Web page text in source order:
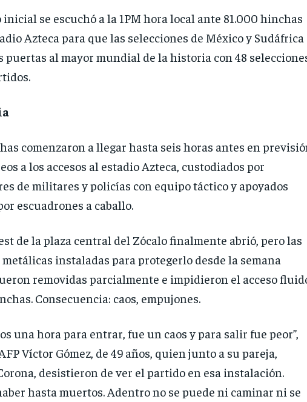
inicial se escuchó a la 1PM hora local ante 81.000 hinchas
Azteca para que las selecciones de México y Sudáfrica
puertas al mayor mundial de la historia con 48
comenzaron a llegar hasta seis horas antes en
a los accesos al estadio Azteca, custodiados por
de militares y policías con equipo táctico y apoyados
escuadrones a caballo.
de la plaza central del Zócalo finalmente abrió, pero las
instaladas para protegerlo desde la semana
removidas parcialmente e impidieron el acceso
Consecuencia: caos, empujones.
una hora para entrar, fue un caos y para salir fue peor”,
Víctor Gómez, de 49 años, quien junto a su pareja,
desistieron de ver el partido en esa instalación.
hasta muertos. Adentro no se puede ni caminar ni se